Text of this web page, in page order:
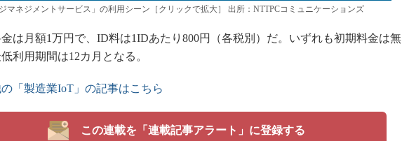
ジマネジメントサービス」の利用シーン［クリックで拡大］ 出所：NTTPCコミュニケーションズ
は月額1万円で、ID料は1IDあたり800円（各税別）だ。いずれも初期料金は無
利用期間は12カ月となる。
「製造業IoT」の記事はこちら
この連載を「連載記事アラート」に登録する